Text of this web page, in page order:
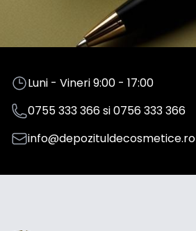
Luni - Vineri 9:00 - 17:00
0755 333 366si0756 333 366
info@depozituldecosmetice.ro